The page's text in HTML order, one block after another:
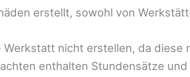
erstellt, sowohl von
Werkstatt nicht erstellen, da
enthalten Stundensätze